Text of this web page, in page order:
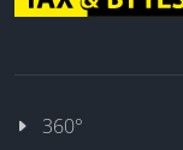
360°